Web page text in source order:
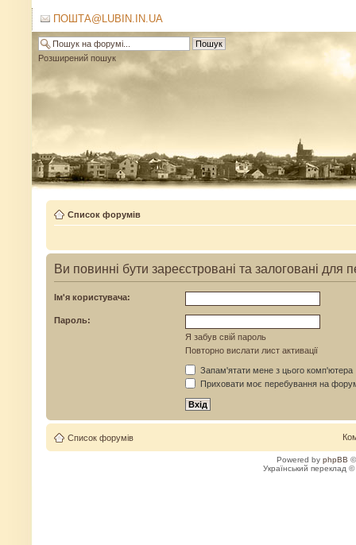
ПОШТА@LUBIN.IN.UA
Розширений пошук
Список форумів
Ви повинні бути зареєстровані та залоговані для
Ім'я користувача:
Пароль:
Я забув свій пароль
Повторно вислати лист активації
Запам'ятати мене з цього комп'ютера
Приховати моє перебування на
Список форумів
Powered by phpBB
Український переклад